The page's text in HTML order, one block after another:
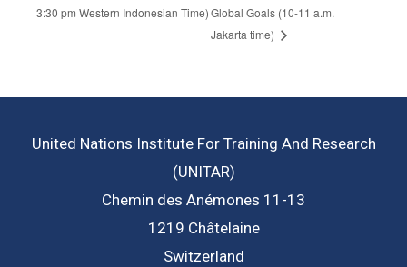
3:30 pm Western Indonesian Time)Global Goals (10-11 a.m.
Jakarta time)
United Nations Institute For Training And Research
(UNITAR)
Chemin des Anémones 11-13
1219 Châtelaine
Switzerland